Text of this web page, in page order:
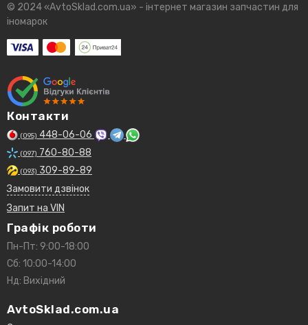
© 2024 «AvtoSklad.com.ua» - інтернет магазин запчастин для
іномарок
Контакти
(095) 448-06-06
(097) 760-80-88
(093) 309-89-89
Замовити дзвінок
Запит на VIN
Графік роботи
Пн-Пт: 9:00-18:00
Сб: 10:00-14:00
Нд: Вихідний
AvtoSklad.com.ua